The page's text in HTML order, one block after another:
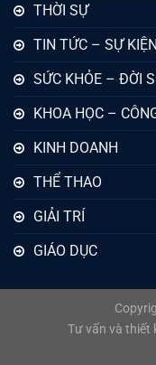
THỜI SỰ
TIN TỨC – SỰ KIỆN
SỨC KHỎE – ĐỜI
KHOA HỌC –
KINH DOANH
THỂ THAO
GIẢI TRÍ
GIÁO DỤC
Tư vấn và thiết